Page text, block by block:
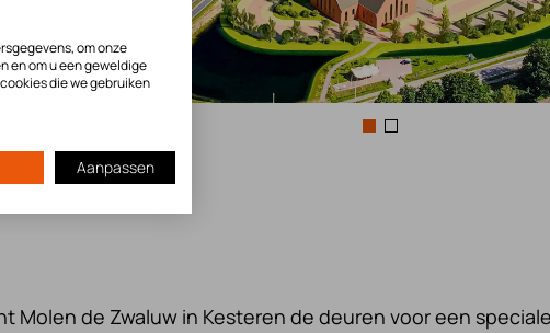
Molen de Zwaluw in Kesteren de deuren voor een
om onze
en om u een geweldige
die we gebruiken
Aanpassen